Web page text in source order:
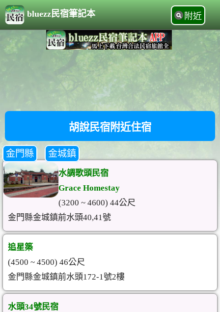
bluezz民宿筆記本 附近
胡說民宿附近住宿
金門縣 金城鎮
水調歌頭民宿
Grace Homestay
(3200 ~ 4600) 44公尺
金門縣金城鎮前水頭40,41號
追星築
(4500 ~ 4500) 46公尺
金門縣金城鎮前水頭172-1號2樓
水頭34號民宿